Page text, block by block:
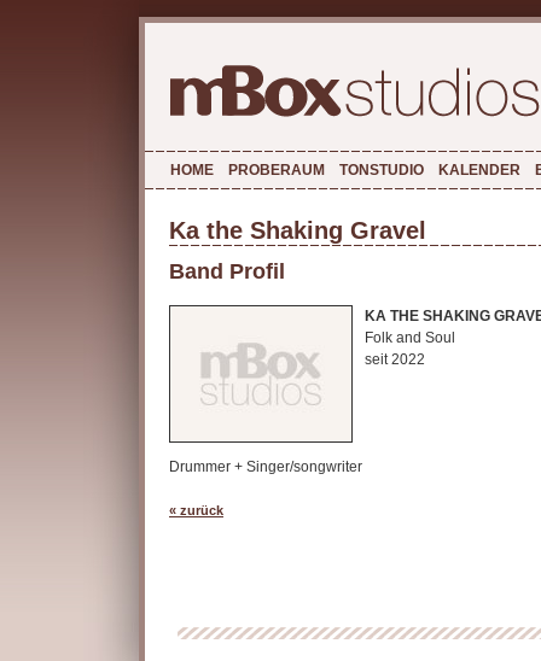
HOME PROBERAUM TONSTUDIO KALENDER
Ka the Shaking Gravel
Band Profil
KA THE SHAKING
Folk and Soul
seit 2022
Drummer + Singer/songwriter
« zurück